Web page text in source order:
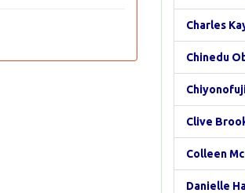
Charles
Chinedu
Clive
Colleen
Danielle